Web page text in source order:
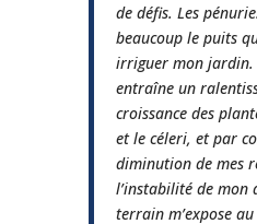
de défis. Les
beaucoup le puits
irriguer mon jardin.
entraîne un
croissance des
et le céleri, et par
diminution de mes
l’instabilité de mon
terrain m’expose